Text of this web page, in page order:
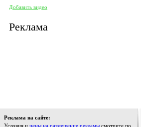
Добавить видео
Реклама
Реклама на сайте:
Условия и цены на размещение рекламы смотрите по